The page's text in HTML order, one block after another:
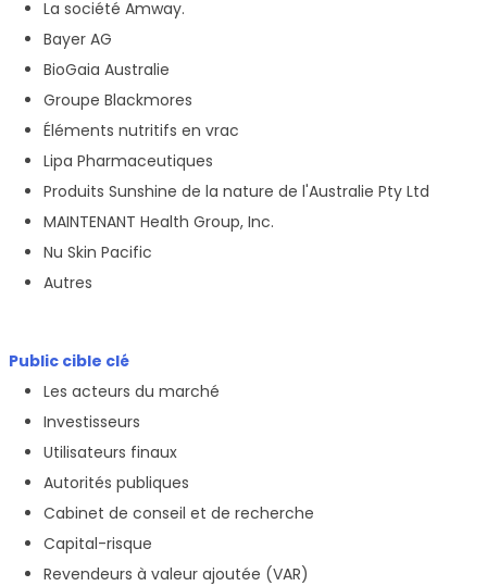
La société Amway.
Bayer AG
BioGaia Australie
Groupe Blackmores
Éléments nutritifs en vrac
Lipa Pharmaceutiques
Produits Sunshine de la nature de l'Australie Pty Ltd
MAINTENANT Health Group, Inc.
Nu Skin Pacific
Autres
Public cible clé
Les acteurs du marché
Investisseurs
Utilisateurs finaux
Autorités publiques
Cabinet de conseil et de recherche
Capital-risque
Revendeurs à valeur ajoutée (VAR)